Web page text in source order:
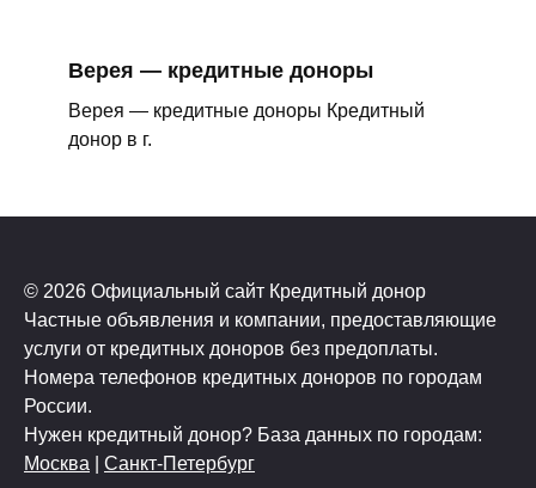
Верея — кредитные доноры
Верея — кредитные доноры Кредитный
донор в г.
© 2026 Официальный сайт Кредитный донор
Частные объявления и компании, предоставляющие
услуги от кредитных доноров без предоплаты.
Номера телефонов кредитных доноров по городам
России.
Нужен кредитный донор? База данных по городам:
Москва | Санкт-Петербург